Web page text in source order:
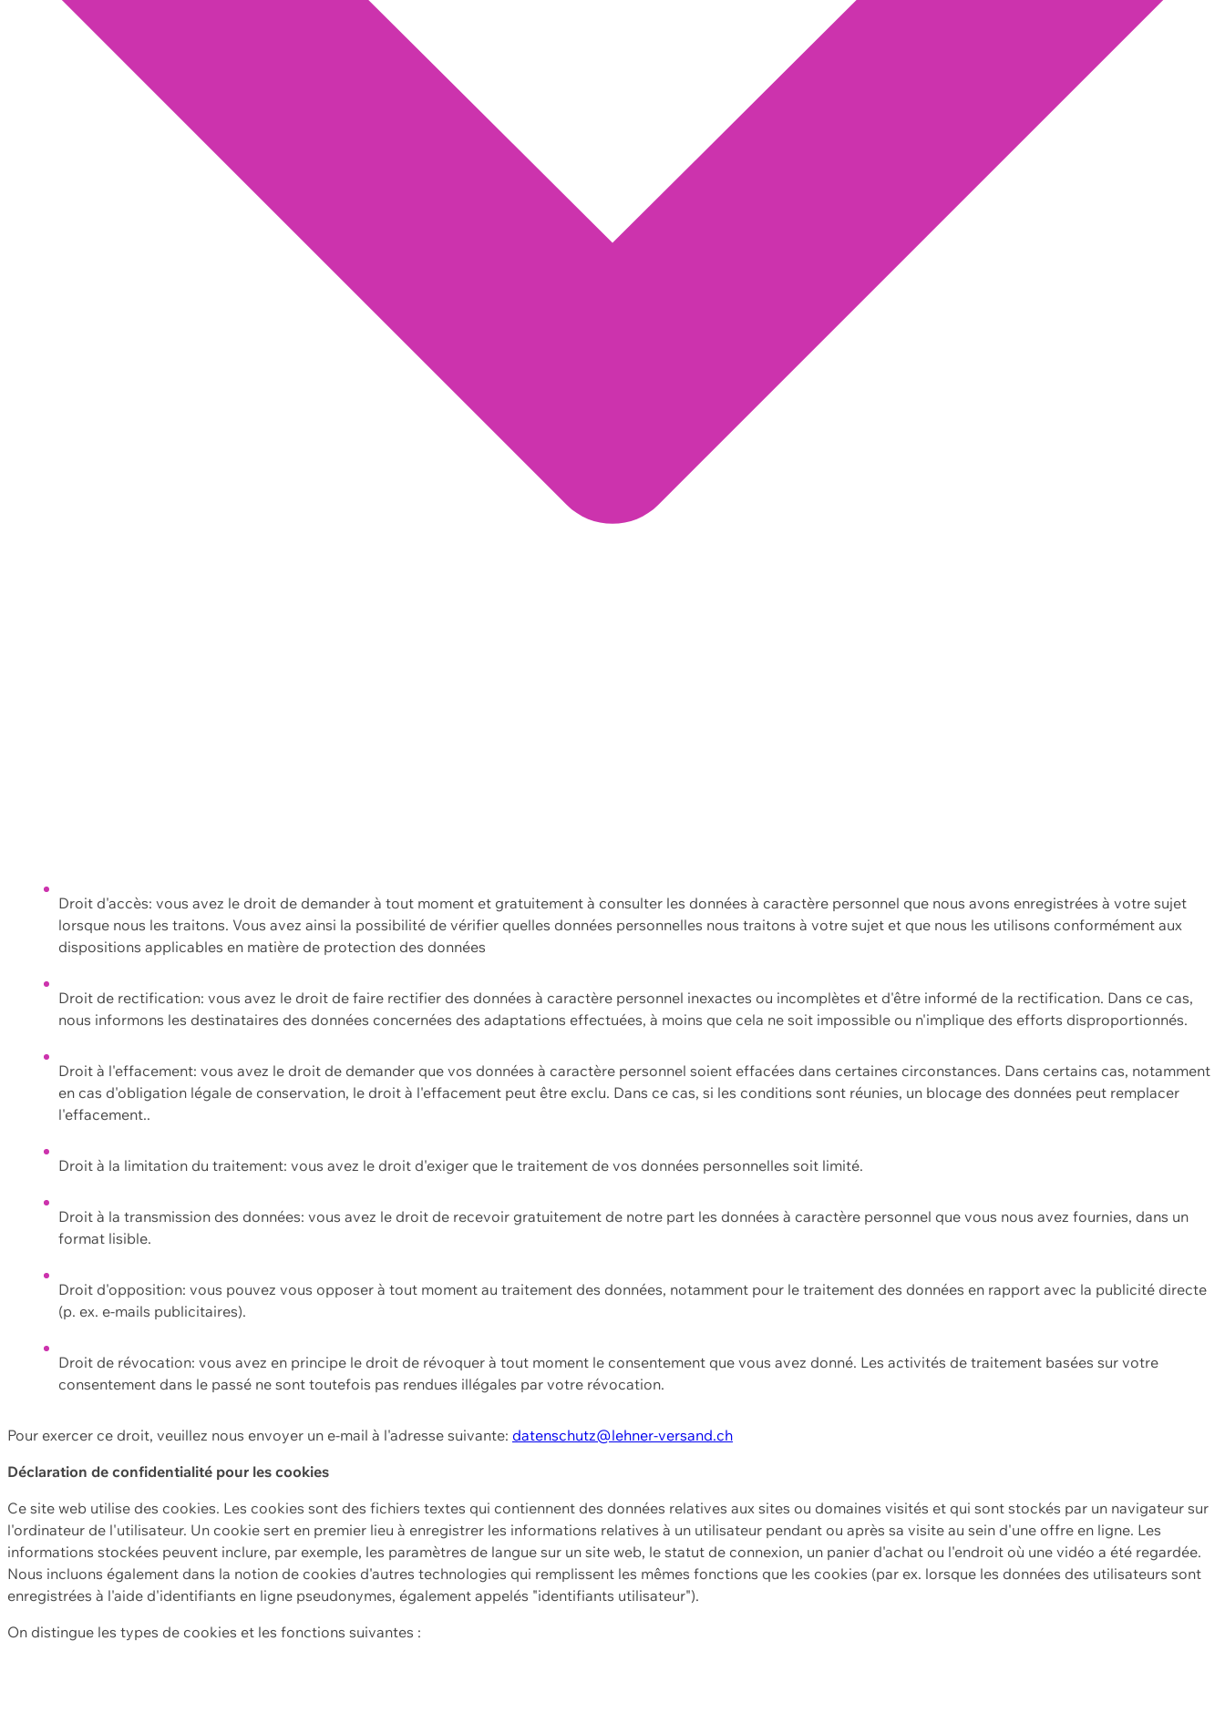
Droit d'accès: vous avez le droit de demander à tout moment et gratuitement à consulter les données à caractère personnel que nous avons enregistrées à votre sujet
lorsque nous les traitons. Vous avez ainsi la possibilité de vérifier quelles données personnelles nous traitons à votre sujet et que nous les utilisons conformément aux
dispositions applicables en matière de protection des données
Droit de rectification: vous avez le droit de faire rectifier des données à caractère personnel inexactes ou incomplètes et d'être informé de la rectification. Dans ce cas,
nous informons les destinataires des données concernées des adaptations effectuées, à moins que cela ne soit impossible ou n'implique des efforts disproportionnés.
Droit à l'effacement: vous avez le droit de demander que vos données à caractère personnel soient effacées dans certaines circonstances. Dans certains cas, notamment
en cas d'obligation légale de conservation, le droit à l'effacement peut être exclu. Dans ce cas, si les conditions sont réunies, un blocage des données peut remplacer
l'effacement..
Droit à la limitation du traitement: vous avez le droit d'exiger que le traitement de vos données personnelles soit limité.
Droit à la transmission des données: vous avez le droit de recevoir gratuitement de notre part les données à caractère personnel que vous nous avez fournies, dans un
format lisible.
Droit d'opposition: vous pouvez vous opposer à tout moment au traitement des données, notamment pour le traitement des données en rapport avec la publicité directe
(p. ex. e-mails publicitaires).
Droit de révocation: vous avez en principe le droit de révoquer à tout moment le consentement que vous avez donné. Les activités de traitement basées sur votre
consentement dans le passé ne sont toutefois pas rendues illégales par votre révocation.
Pour exercer ce droit, veuillez nous envoyer un e-mail à l'adresse suivante: datenschutz@lehner-versand.ch
Déclaration de confidentialité pour les cookies
Ce site web utilise des cookies. Les cookies sont des fichiers textes qui contiennent des données relatives aux sites ou domaines visités et qui sont stockés par un navigateur sur
l'ordinateur de l'utilisateur. Un cookie sert en premier lieu à enregistrer les informations relatives à un utilisateur pendant ou après sa visite au sein d'une offre en ligne. Les
informations stockées peuvent inclure, par exemple, les paramètres de langue sur un site web, le statut de connexion, un panier d'achat ou l'endroit où une vidéo a été regardée.
Nous incluons également dans la notion de cookies d'autres technologies qui remplissent les mêmes fonctions que les cookies (par ex. lorsque les données des utilisateurs sont
enregistrées à l'aide d'identifiants en ligne pseudonymes, également appelés "identifiants utilisateur").
On distingue les types de cookies et les fonctions suivantes :